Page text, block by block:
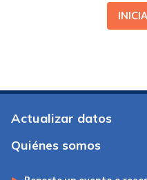
Actualizar datos
Quiénes somos